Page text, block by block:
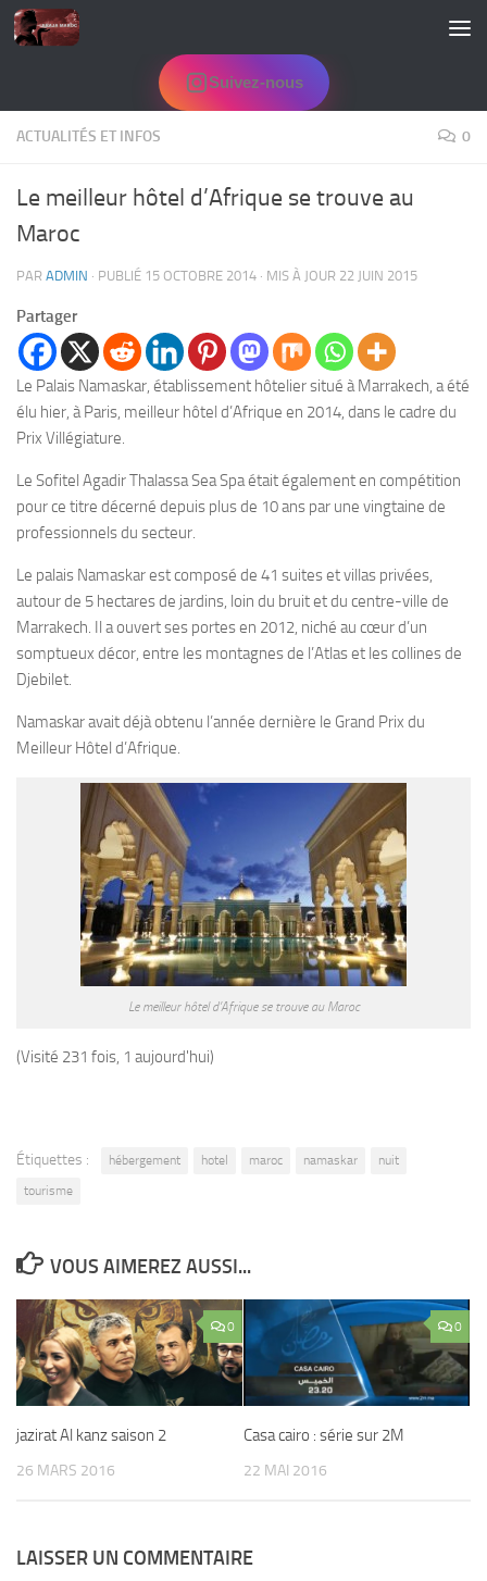
Skip to content
Suivez-nous
ACTUALITÉS ET INFOS 0
Le meilleur hôtel d’Afrique se trouve au
Maroc
PAR ADMIN · PUBLIÉ 15 OCTOBRE 2014 · MIS À JOUR 22 JUIN 2015
Partager
Le Palais Namaskar, établissement hôtelier situé à Marrakech, a été
élu hier, à Paris, meilleur hôtel d’Afrique en 2014, dans le cadre du
Prix Villégiature.
Le Sofitel Agadir Thalassa Sea Spa était également en compétition
pour ce titre décerné depuis plus de 10 ans par une vingtaine de
professionnels du secteur.
Le palais Namaskar est composé de 41 suites et villas privées,
autour de 5 hectares de jardins, loin du bruit et du centre-ville de
Marrakech. Il a ouvert ses portes en 2012, niché au cœur d’un
somptueux décor, entre les montagnes de l’Atlas et les collines de
Djebilet.
Namaskar avait déjà obtenu l’année dernière le Grand Prix du
Meilleur Hôtel d’Afrique.
Le meilleur hôtel d’Afrique se trouve au Maroc
(Visité 231 fois, 1 aujourd'hui)
Étiquettes : hébergement hotel maroc namaskar
nuit
tourisme
VOUS AIMEREZ AUSSI...
0
jazirat Al kanz saison 2
26 MARS 2016
0
Casa cairo : série sur 2M
22 MAI 2016
LAISSER UN COMMENTAIRE